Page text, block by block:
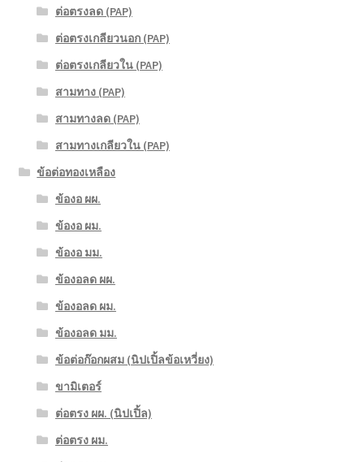
ต่อตรงลด (PAP)
ต่อตรงเกลียวนอก (PAP)
ต่อตรงเกลียวใน (PAP)
สามทาง (PAP)
สามทางลด (PAP)
สามทางเกลียวใน (PAP)
ข้อต่อทองเหลือง
ข้องอ ผผ.
ข้องอ ผม.
ข้องอ มม.
ข้องอลด ผผ.
ข้องอลด ผม.
ข้องอลด มม.
ข้อต่อก๊อกผสม (นิปเปิ้ลข้อเหวี่ยง)
ขามิเตอร์
ต่อตรง ผผ. (นิปเปิ้ล)
ต่อตรง ผม.